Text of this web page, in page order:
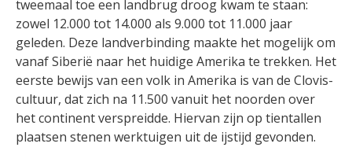
tweemaal toe een landbrug droog kwam te staan:
zowel 12.000 tot 14.000 als 9.000 tot 11.000 jaar
geleden. Deze landverbinding maakte het mogelijk om
vanaf Siberië naar het huidige Amerika te trekken. Het
eerste bewijs van een volk in Amerika is van de Clovis-
cultuur, dat zich na 11.500 vanuit het noorden over
het continent verspreidde. Hiervan zijn op tientallen
plaatsen stenen werktuigen uit de ijstijd gevonden.